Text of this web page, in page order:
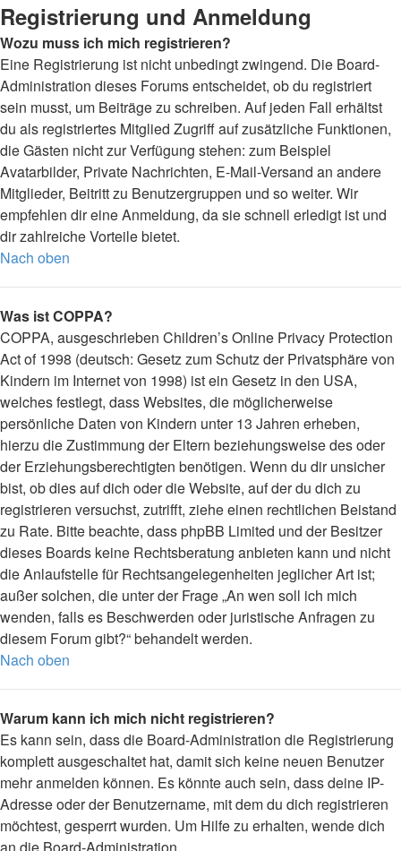
Registrierung und Anmeldung
Wozu muss ich mich registrieren?
Eine Registrierung ist nicht unbedingt zwingend. Die Board-
Administration dieses Forums entscheidet, ob du registriert
sein musst, um Beiträge zu schreiben. Auf jeden Fall erhältst
du als registriertes Mitglied Zugriff auf zusätzliche Funktionen,
die Gästen nicht zur Verfügung stehen: zum Beispiel
Avatarbilder, Private Nachrichten, E-Mail-Versand an andere
Mitglieder, Beitritt zu Benutzergruppen und so weiter. Wir
empfehlen dir eine Anmeldung, da sie schnell erledigt ist und
dir zahlreiche Vorteile bietet.
Nach oben
Was ist COPPA?
COPPA, ausgeschrieben Children’s Online Privacy Protection
Act of 1998 (deutsch: Gesetz zum Schutz der Privatsphäre von
Kindern im Internet von 1998) ist ein Gesetz in den USA,
welches festlegt, dass Websites, die möglicherweise
persönliche Daten von Kindern unter 13 Jahren erheben,
hierzu die Zustimmung der Eltern beziehungsweise des oder
der Erziehungsberechtigten benötigen. Wenn du dir unsicher
bist, ob dies auf dich oder die Website, auf der du dich zu
registrieren versuchst, zutrifft, ziehe einen rechtlichen Beistand
zu Rate. Bitte beachte, dass phpBB Limited und der Besitzer
dieses Boards keine Rechtsberatung anbieten kann und nicht
die Anlaufstelle für Rechtsangelegenheiten jeglicher Art ist;
außer solchen, die unter der Frage „An wen soll ich mich
wenden, falls es Beschwerden oder juristische Anfragen zu
diesem Forum gibt?“ behandelt werden.
Nach oben
Warum kann ich mich nicht registrieren?
Es kann sein, dass die Board-Administration die Registrierung
komplett ausgeschaltet hat, damit sich keine neuen Benutzer
mehr anmelden können. Es könnte auch sein, dass deine IP-
Adresse oder der Benutzername, mit dem du dich registrieren
möchtest, gesperrt wurden. Um Hilfe zu erhalten, wende dich